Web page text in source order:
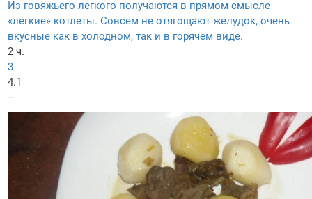
Из говяжьего легкого получаются в прямом смысле
«легкие» котлеты. Совсем не отягощают желудок, очень
вкусные как в холодном, так и в горячем виде.
2 ч.
3
4.1
–